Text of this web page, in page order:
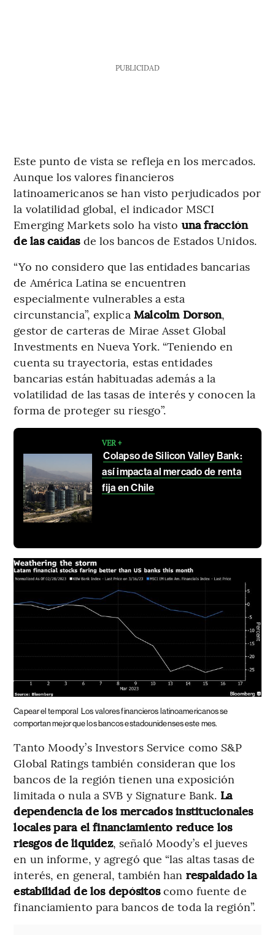
PUBLICIDAD
Este punto de vista se refleja en los mercados.
Aunque los valores financieros
latinoamericanos se han visto perjudicados por
la volatilidad global, el indicador MSCI
Emerging Markets solo ha visto una fracción
de las caídas de los bancos de Estados Unidos.
“Yo no considero que las entidades bancarias
de América Latina se encuentren
especialmente vulnerables a esta
circunstancia”, explica Malcolm Dorson,
gestor de carteras de Mirae Asset Global
Investments en Nueva York. “Teniendo en
cuenta su trayectoria, estas entidades
bancarias están habituadas además a la
volatilidad de las tasas de interés y conocen la
forma de proteger su riesgo”.
VER +
Colapso de Silicon Valley Bank:
así impacta al mercado de renta
fija en Chile
Capear el temporal Los valores financieros latinoamericanos se
comportan mejor que los bancos estadounidenses este mes.
Tanto Moody’s Investors Service como S&P
Global Ratings también consideran que los
bancos de la región tienen una exposición
limitada o nula a SVB y Signature Bank. La
dependencia de los mercados institucionales
locales para el financiamiento reduce los
riesgos de liquidez, señaló Moody’s el jueves
en un informe, y agregó que “las altas tasas de
interés, en general, también han respaldado la
estabilidad de los depósitoscomo fuente de
financiamiento para bancos de toda la región”.